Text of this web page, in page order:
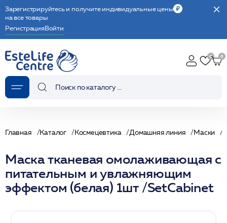
Зарегистрируйтесь и получите индивидуальные цены
на все товары
РегистрацияВойти
Главная Каталог Космецевтика Домашняя линия Маски
Маска тканевая омолаживающая с
питательным и увлажняющим
эффектом (белая) 1шт /SetCabinet